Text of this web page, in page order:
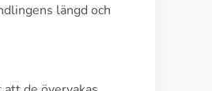
längd och